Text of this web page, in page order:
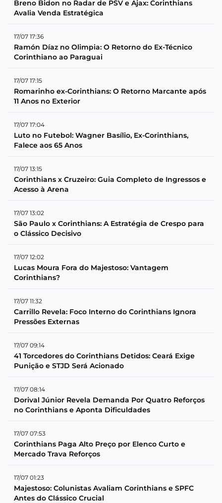
Breno Bidon no Radar de PSV e Ajax: Corinthians
Avalia Venda Estratégica
17/07 17:36
Ramón Díaz no Olimpia: O Retorno do Ex-Técnico
Corinthiano ao Paraguai
17/07 17:15
Romarinho ex-Corinthians: O Retorno Marcante após
11 Anos no Exterior
17/07 17:04
Luto no Futebol: Wagner Basílio, Ex-Corinthians,
Falece aos 65 Anos
17/07 13:15
Corinthians x Cruzeiro: Guia Completo de Ingressos e
Acesso à Arena
17/07 13:02
São Paulo x Corinthians: A Estratégia de Crespo para
o Clássico Decisivo
17/07 12:02
Lucas Moura Fora do Majestoso: Vantagem
Corinthians?
17/07 11:32
Carrillo Revela: Foco Interno do Corinthians Ignora
Pressões Externas
17/07 09:14
41 Torcedores do Corinthians Detidos: Ceará Exige
Punição e STJD Será Acionado
17/07 08:14
Dorival Júnior Revela Demanda Por Quatro Reforços
no Corinthians e Aponta Dificuldades
17/07 07:53
Corinthians Paga Alto Preço por Elenco Curto e
Mercado Trava Reforços
17/07 01:23
Majestoso: Colunistas Avaliam Corinthians e SPFC
Antes do Clássico Crucial